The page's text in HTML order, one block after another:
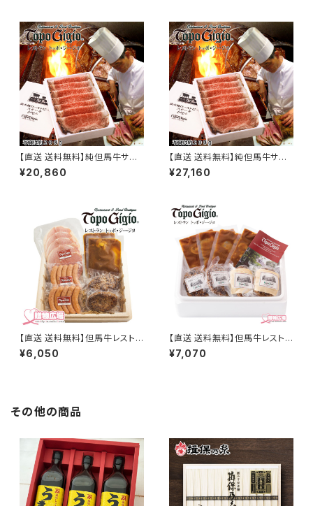
【直送 送料無料】純但馬牛サー
ロイン炭火焼ローストビーフ42
0g TOPO-RO15(スライス済)
¥20,860
【直送 送料無料】純但馬牛サー
ロイン炭火焼ローストビーフ56
0g TOPO-RO20(スライス済)
¥27,160
【直送 送料無料】但馬牛レストラ
ン トッポ・ジージョ 手作りハ
ム・ハンバーグ詰合せ TOPO-S
¥6,050
【直送 送料無料】但馬牛レストラ
ン トッポ・ジージョ 熟成但馬
牛ハンバーグ（チーズ）130g×4
¥7,070
その他の商品